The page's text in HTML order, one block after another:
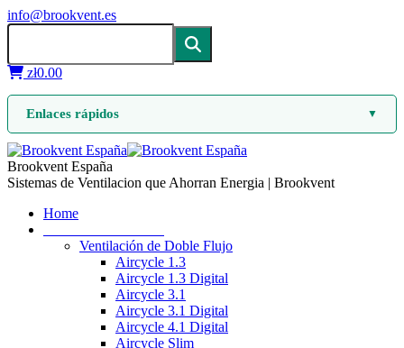
info@brookvent.es
zł0.00
Enlaces rápidos ▼
Brookvent España
Sistemas de Ventilacion que Ahorran Energia | Brookvent
Home
Ventilación de Doble Flujo
Aircycle 1.3
Aircycle 1.3 Digital
Aircycle 3.1
Aircycle 3.1 Digital
Aircycle 4.1 Digital
Aircycle Slim